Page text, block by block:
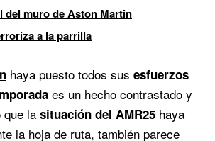
del muro de Aston Martin
a la parrilla
haya puesto todos sus esfuerzos
es un hecho contrastado y
que la situación del AMR25 haya
la hoja de ruta, también parece